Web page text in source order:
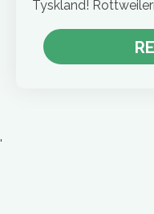
Tyskland!
'